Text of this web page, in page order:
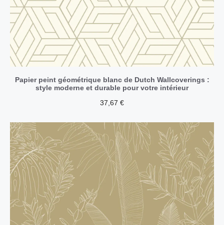
Papier peint géométrique blanc de Dutch Wallcoverings :
style moderne et durable pour votre intérieur
37,67 €